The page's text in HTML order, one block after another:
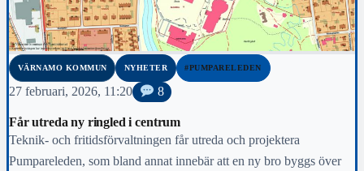
VÄRNAMO KOMMUN NYHETER #PUMPARELEDEN
27 februari, 2026, 11:20 8
Får utreda ny ringled i centrum
Teknik- och fritidsförvaltningen får utreda och projektera
Pumpareleden, som bland annat innebär att en ny bro byggs över